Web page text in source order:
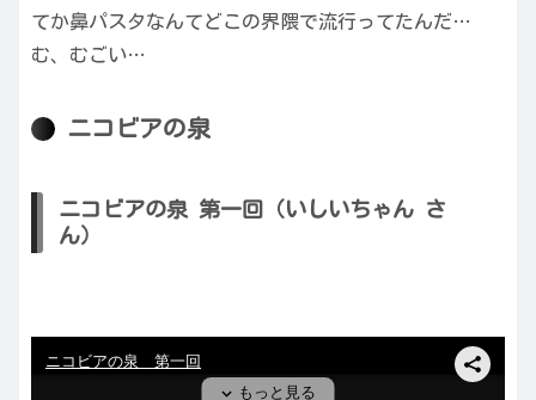
てか鼻パスタなんてどこの界隈で流行ってたんだ…
む、むごい…
ニコビアの泉
ニコビアの泉 第一回（いしいちゃん さ
ん）